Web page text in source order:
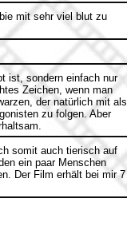
mit sehr viel blut zu
ist, sondern einfach nur
Zeichen, wenn man
der natürlich mit als
zu folgen. Aber
somit auch tierisch auf
ein paar Menschen
Der Film erhält bei mir 7